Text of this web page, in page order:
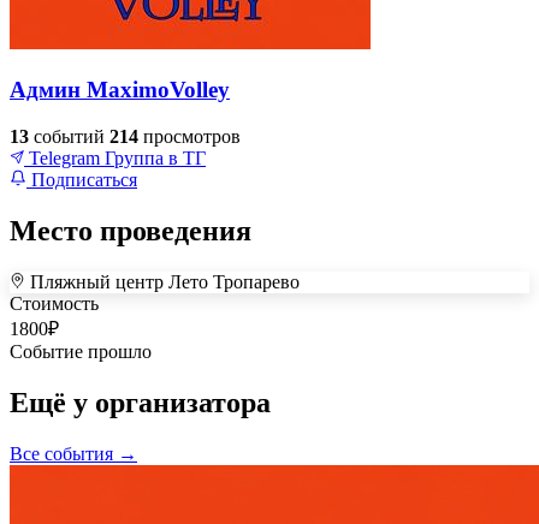
Админ MaximoVolley
13 событий 214 просмотров
Telegram Группа в ТГ
Подписаться
Место проведения
+
–
Пляжный центр Лето Тропарево
Стоимость
1800₽
Событие прошло
Ещё у организатора
Все события →